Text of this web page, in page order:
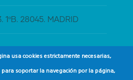
28045. MADRID
usa cookies estrictamente necesarias,
soportar la navegación por la página,